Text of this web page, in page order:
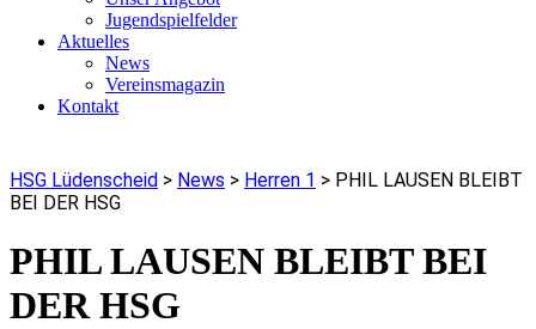
Jugendspielfelder
Aktuelles
News
Vereinsmagazin
Kontakt
HSG Lüdenscheid > News > Herren 1 > PHIL LAUSEN BLEIBT
BEI DER HSG
PHIL LAUSEN BLEIBT BEI
DER HSG